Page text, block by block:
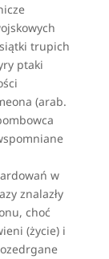
trupich
ptaki
(arab.
w
znalazły
choć
(życie) i